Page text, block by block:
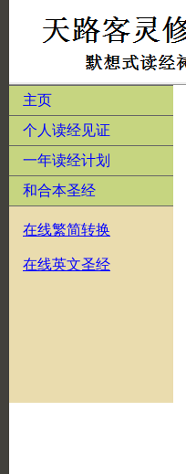
主页
个人读经见证
一年读经计划
和合本圣经
在线繁简转换
在线英文圣经